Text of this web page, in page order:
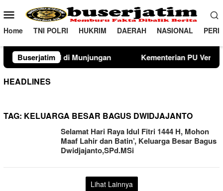
ke
konten
Menu
Mobile
Home TNI POLRI HUKRIM DAERAH NASIONAL
Buserjatim Kementerian PU Verifikasi Lahan Sekolah
HEADLINES
TAG: KELUARGA BESAR BAGUS DWIDJAJANTO
Selamat Hari Raya Idul Fitri 1444 H, Mohon
Maaf Lahir dan Batin’, Keluarga Besar Bagus
Dwidjajanto,SPd.MSi
Lihat Lainnya